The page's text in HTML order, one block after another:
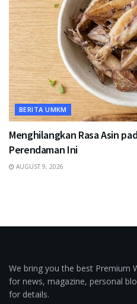
BERITA UMKM
Menghilangkan Rasa Asin
Perendaman Ini
AUGUST 9, 2026
We bring you the best Premium
for news, magazine, personal
for details.